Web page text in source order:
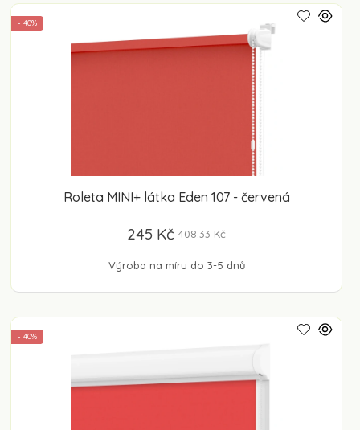
Roleta MINI+ látka Eden 107 - červená
- 40%
Výroba na míru do 3-5 dnů
245 Kč 408.33 Kč
- 40%